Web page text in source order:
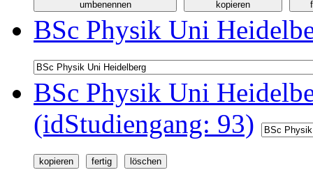
BSc Physik Uni
BSc Physik Uni
(idStudiengang: 93)